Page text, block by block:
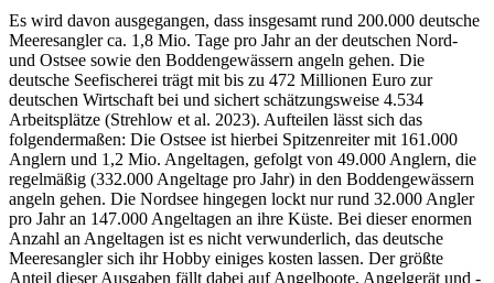
Es wird davon ausgegangen, dass insgesamt rund 200.000 deutsche
Meeresangler ca. 1,8 Mio. Tage pro Jahr an der deutschen Nord-
und Ostsee sowie den Boddengewässern angeln gehen. Die
deutsche Seefischerei trägt mit bis zu 472 Millionen Euro zur
deutschen Wirtschaft bei und sichert schätzungsweise 4.534
Arbeitsplätze (Strehlow et al. 2023). Aufteilen lässt sich das
folgendermaßen: Die Ostsee ist hierbei Spitzenreiter mit 161.000
Anglern und 1,2 Mio. Angeltagen, gefolgt von 49.000 Anglern, die
regelmäßig (332.000 Angeltage pro Jahr) in den Boddengewässern
angeln gehen. Die Nordsee hingegen lockt nur rund 32.000 Angler
pro Jahr an 147.000 Angeltagen an ihre Küste. Bei dieser enormen
Anzahl an Angeltagen ist es nicht verwunderlich, das deutsche
Meeresangler sich ihr Hobby einiges kosten lassen. Der größte
Anteil dieser Ausgaben fällt dabei auf Angelboote, Angelgerät und -